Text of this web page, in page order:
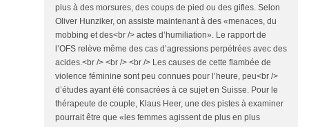
plus à des morsures, des coups de pied ou des gifles. Selon
Oliver Hunziker, on assiste maintenant à des «menaces, du
mobbing et des<br /> actes d’humiliation». Le rapport de
l’OFS relève même des cas d’agressions perpétrées avec des
acides.<br /> <br /> <br /> Les causes de cette flambée de
violence féminine sont peu connues pour l’heure, peu<br />
d’études ayant été consacrées à ce sujet en Suisse. Pour le
thérapeute de couple, Klaus Heer, une des pistes à examiner
pourrait être que «les femmes agissent de plus en plus